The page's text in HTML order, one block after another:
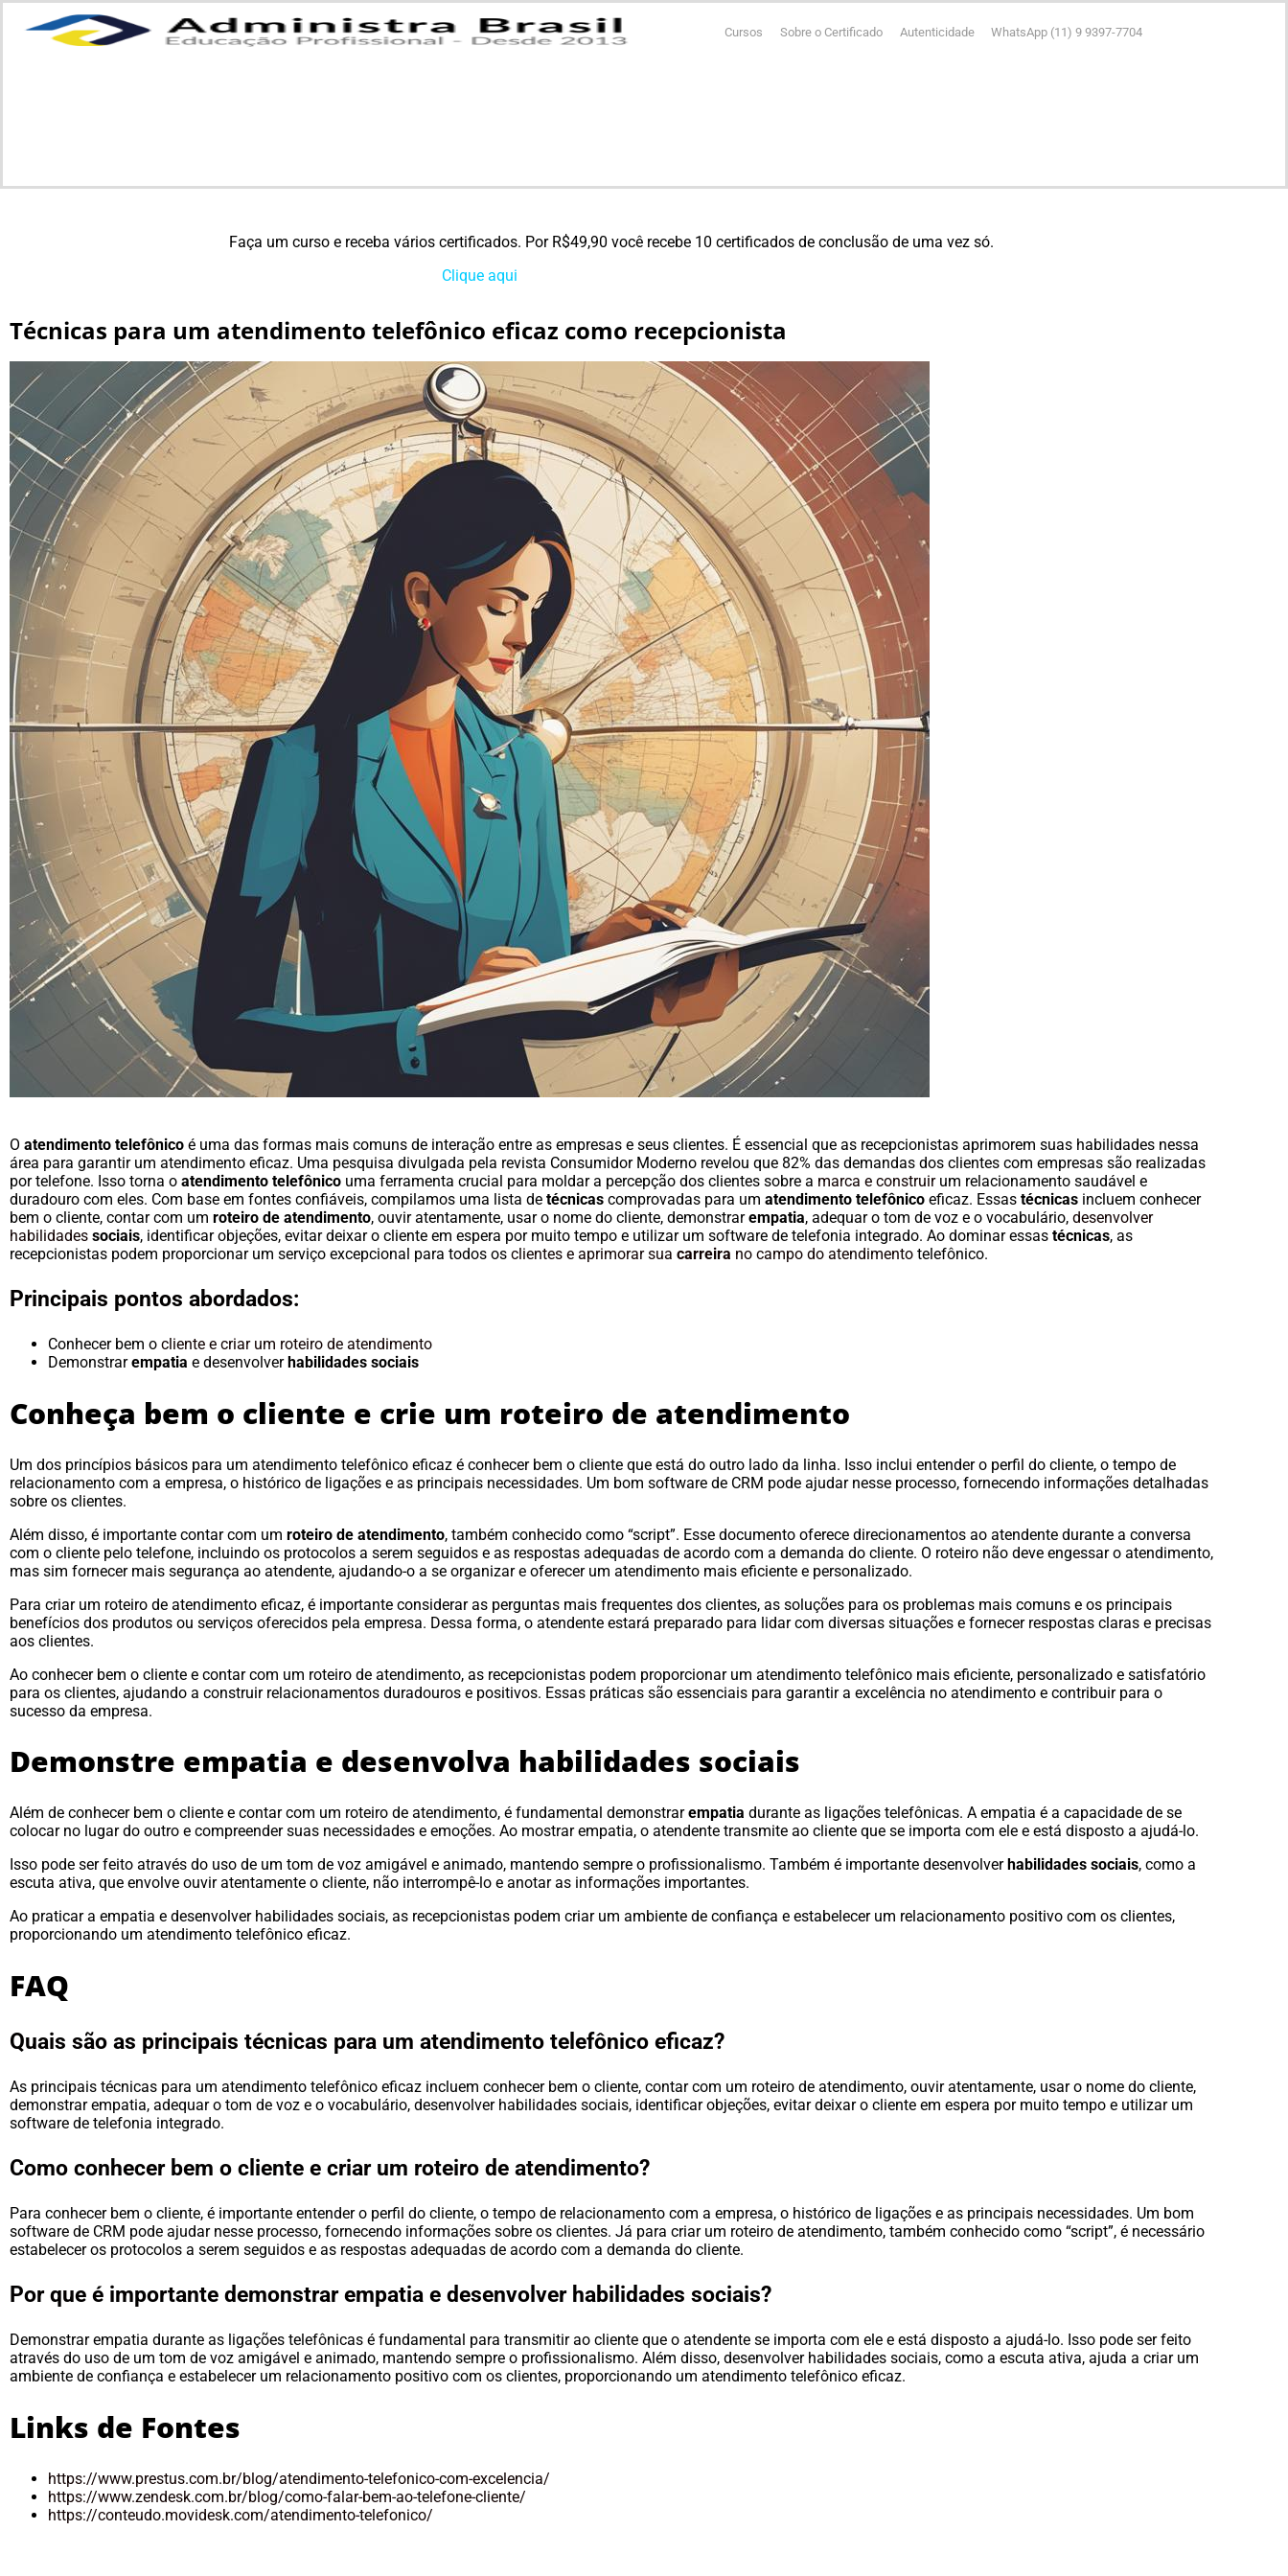
Cursos Sobre o Certificado Autenticidade WhatsApp (11) 9 9397-7704
Faça um curso e receba vários certificados. Por R$49,90 você recebe 10 certificados de conclusão de uma vez só.
Clique aqui
Técnicas para um atendimento telefônico eficaz como recepcionista
O atendimento telefônico é uma das formas mais comuns de interação entre as empresas e seus clientes. É essencial que as recepcionistas aprimorem suas habilidades nessa
área para garantir um atendimento eficaz. Uma pesquisa divulgada pela revista Consumidor Moderno revelou que 82% das demandas dos clientes com empresas são realizadas
por telefone. Isso torna o atendimento telefônico uma ferramenta crucial para moldar a percepção dos clientes sobre a marca e construirum relacionamento saudável e
duradouro com eles. Com base em fontes confiáveis, compilamos uma lista de técnicas comprovadas para um atendimento telefônico eficaz. Essas técnicas incluem conhecer
bem o cliente, contar com um roteiro de atendimento, ouvir atentamente, usar o nome do cliente, demonstrarempatia, adequar o tom de voz e o vocabulário, desenvolver
habilidades sociais, identificar objeções, evitar deixar o cliente em espera por muito tempo e utilizar um software de telefonia integrado. Ao dominar essas técnicas, as
recepcionistas podem proporcionar um serviço excepcional para todos os clientes e aprimorar sua carreira no campo do atendimento telefônico.
Principais pontos abordados:
Conhecer bem o cliente e criar um roteiro de atendimento
Demonstrarempatia e desenvolverhabilidades sociais
Conheça bem o cliente e crie um roteiro de atendimento
Um dos princípios básicos para um atendimento telefônico eficaz é conhecer bem o cliente que está do outro lado da linha. Isso inclui entender o perfil do cliente, o tempo de
relacionamento com a empresa, o histórico de ligações e as principais necessidades. Um bom software de CRM pode ajudar nesse processo, fornecendo informações detalhadas
sobre os clientes.
Além disso, é importante contar com um roteiro de atendimento, também conhecido como “script”. Esse documento oferece direcionamentos ao atendente durante a conversa
com o cliente pelo telefone, incluindo os protocolos a serem seguidos e as respostas adequadas de acordo com a demanda do cliente. O roteiro não deve engessar o atendimento,
mas sim fornecer mais segurança ao atendente, ajudando-o a se organizar e oferecer um atendimento mais eficiente e personalizado.
Para criar um roteiro de atendimento eficaz, é importante considerar as perguntas mais frequentes dos clientes, as soluções para os problemas mais comuns e os principais
benefícios dos produtos ou serviços oferecidos pela empresa. Dessa forma, o atendente estará preparado para lidar com diversas situações e fornecer respostas claras e precisas
aos clientes.
Ao conhecer bem o cliente e contar com um roteiro de atendimento, as recepcionistas podem proporcionar um atendimento telefônico mais eficiente, personalizado e satisfatório
para os clientes, ajudando a construir relacionamentos duradouros e positivos. Essas práticas são essenciais para garantir a excelência no atendimento e contribuir para o
sucesso da empresa.
Demonstre empatia e desenvolva habilidades sociais
Além de conhecer bem o cliente e contar com um roteiro de atendimento, é fundamental demonstrarempatia durante as ligações telefônicas. A empatia é a capacidade de se
colocar no lugar do outro e compreender suas necessidades e emoções. Ao mostrar empatia, o atendente transmite ao cliente que se importa com ele e está disposto a ajudá-lo.
Isso pode ser feito através do uso de um tom de voz amigável e animado, mantendo sempre o profissionalismo. Também é importante desenvolver habilidades sociais, como a
escuta ativa, que envolve ouvir atentamente o cliente, não interrompê-lo e anotar as informações importantes.
Ao praticar a empatia e desenvolver habilidades sociais, as recepcionistas podem criar um ambiente de confiança e estabelecer um relacionamento positivo com os clientes,
proporcionando um atendimento telefônico eficaz.
FAQ
Quais são as principais técnicas para um atendimento telefônico eficaz?
As principais técnicas para um atendimento telefônico eficaz incluem conhecer bem o cliente, contar com um roteiro de atendimento, ouvir atentamente, usar o nome do cliente,
demonstrar empatia, adequar o tom de voz e o vocabulário, desenvolver habilidades sociais, identificar objeções, evitar deixar o cliente em espera por muito tempo e utilizar um
software de telefonia integrado.
Como conhecer bem o cliente e criar um roteiro de atendimento?
Para conhecer bem o cliente, é importante entender o perfil do cliente, o tempo de relacionamento com a empresa, o histórico de ligações e as principais necessidades. Um bom
software de CRM pode ajudar nesse processo, fornecendo informações sobre os clientes. Já para criar um roteiro de atendimento, também conhecido como “script”, é necessário
estabelecer os protocolos a serem seguidos e as respostas adequadas de acordo com a demanda do cliente.
Por que é importante demonstrar empatia e desenvolver habilidades sociais?
Demonstrar empatia durante as ligações telefônicas é fundamental para transmitir ao cliente que o atendente se importa com ele e está disposto a ajudá-lo. Isso pode ser feito
através do uso de um tom de voz amigável e animado, mantendo sempre o profissionalismo. Além disso, desenvolver habilidades sociais, como a escuta ativa, ajuda a criar um
ambiente de confiança e estabelecer um relacionamento positivo com os clientes, proporcionando um atendimento telefônico eficaz.
Links de Fontes
https://www.prestus.com.br/blog/atendimento-telefonico-com-excelencia/
https://www.zendesk.com.br/blog/como-falar-bem-ao-telefone-cliente/
https://conteudo.movidesk.com/atendimento-telefonico/